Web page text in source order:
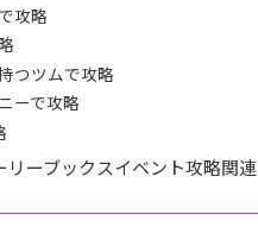
攻略
つツムで攻略
ーで攻略
リーブックスイベント攻略関連